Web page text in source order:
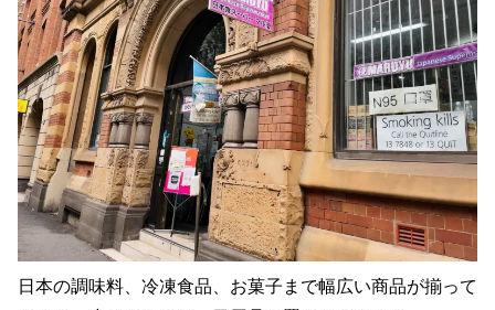
日本の調味料、冷凍食品、お菓子まで幅広い商品が揃って